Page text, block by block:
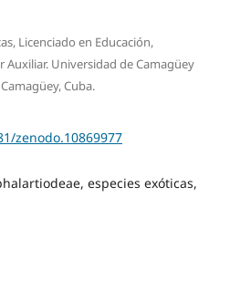
Licenciado en Educación,
Auxiliar. Universidad de Camagüey
Cuba.
zenodo.10869977
especies exóticas,